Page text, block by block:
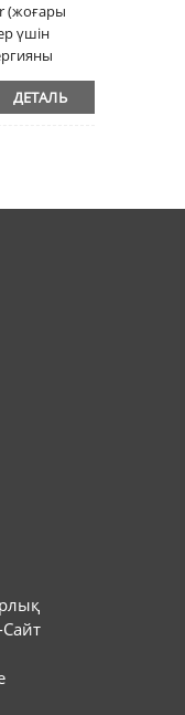
(жоғары
үшін
өнімді
ДЕТАЛЬ
Сайт